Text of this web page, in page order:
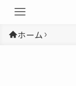
ホーム